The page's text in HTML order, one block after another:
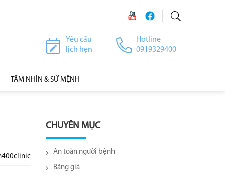
Hotline
0919329400
Yêu cầu
lịch hẹn
TẦM NHÌN & SỨ MỆNH
CHUYÊN MỤC
An toàn người bệnh
Bảng giá